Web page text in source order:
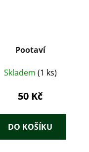
Pootaví
Skladem (1 ks)
50 Kč
DO KOŠÍKU